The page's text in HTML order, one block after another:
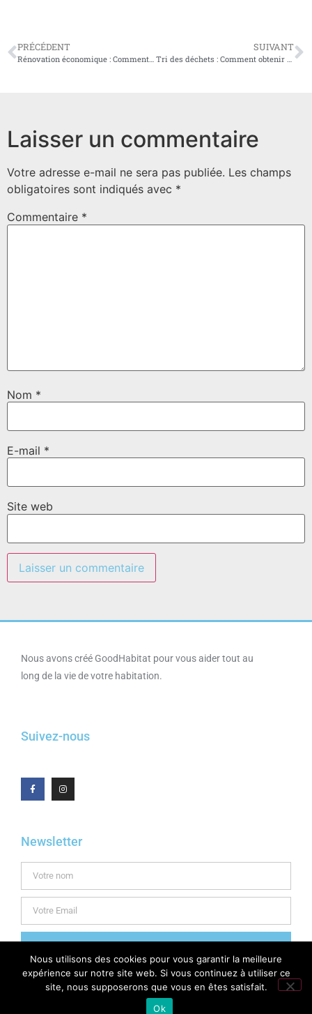
PRÉCÉDENT
Rénovation économique : Comment transformer sa maison avec un petit budget
SUIVANT
Tri des déchets : Comment obtenir un composteur gratuit ?
Laisser un commentaire
Votre adresse e-mail ne sera pas publiée. Les champs
obligatoires sont indiqués avec *
Commentaire *
Nom *
E-mail *
Site web
Nous avons créé GoodHabitat pour vous aider tout au
long de la vie de votre habitation.
Suivez-nous
Newsletter
© 2025 TOUS DROITS RÉSERVÉS |POLITIQUE DE CONFIDENTIALITÉ
Nous utilisons des cookies pour vous garantir la meilleure
expérience sur notre site web. Si vous continuez à utiliser ce
site, nous supposerons que vous en êtes satisfait.
Ok